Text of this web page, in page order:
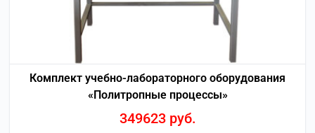
Комплект учебно-лабораторного оборудования
«Политропные процессы»
349623 руб.